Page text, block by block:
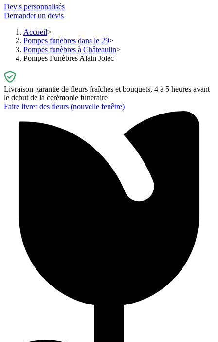
Devis personnalisés
Demander un devis
Accueil
Pompes funèbres dans le 29
Pompes funèbres à Châteaulin
Pompes Funèbres Alain Jolec
Livraison garantie de fleurs fraîches et bouquets, 4 à 5 heures avant
le début de la cérémonie funéraire
Faire livrer des fleurs (nouvelle fenêtre)